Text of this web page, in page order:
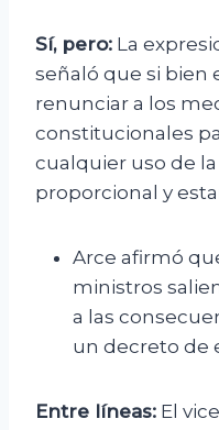
Sí, pero: La
señaló que si bien
renunciar a los
constitucionales
cualquier uso de
proporcional y
Arce afirmó
ministros
a las
un decreto de
Entre líneas: El